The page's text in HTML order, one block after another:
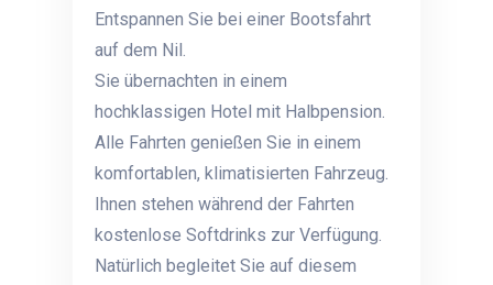
Entspannen Sie bei einer Bootsfahrt
auf dem Nil.
Sie übernachten in einem
hochklassigen Hotel mit Halbpension.
Alle Fahrten genießen Sie in einem
komfortablen, klimatisierten Fahrzeug.
Ihnen stehen während der Fahrten
kostenlose Softdrinks zur Verfügung.
Natürlich begleitet Sie auf diesem